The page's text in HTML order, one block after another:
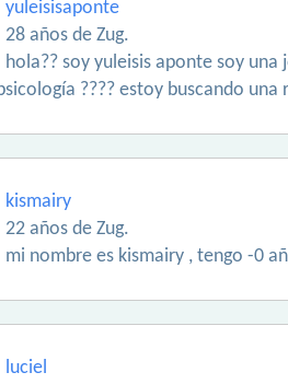
yuleisisaponte
28 años de Zug.
hola?? soy yuleisis aponte soy
???? estoy buscando
kismairy
22 años de Zug.
mi nombre es kismairy , tengo -0
luciel